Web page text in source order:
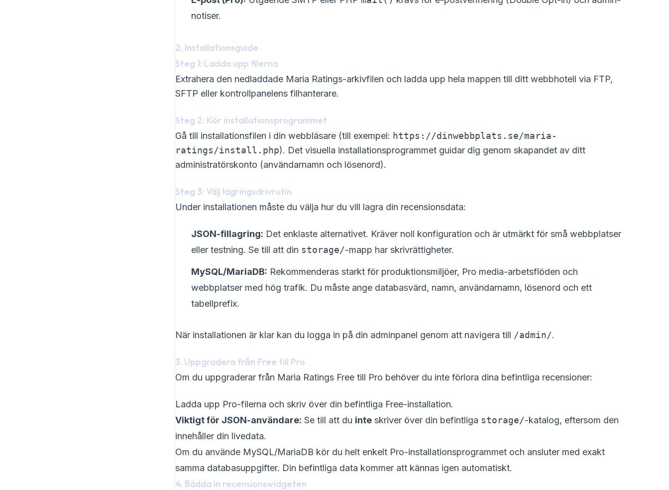
notiser.
2. Installationsguide
Steg 1: Ladda upp filerna
Extrahera den nedladdade Maria Ratings-arkivfilen och ladda upp hela mappen till ditt webbhotell via FTP,
SFTP eller kontrollpanelens filhanterare.
Steg 2: Kör installationsprogrammet
Gå till installationsfilen i din webbläsare (till exempel: https://dinwebbplats.se/maria-
ratings/install.php). Det visuella installationsprogrammet guidar dig genom skapandet av ditt
administratörskonto (användarnamn och lösenord).
Steg 3: Välj lagringsdrivrutin
Under installationen måste du välja hur du vill lagra din recensionsdata:
JSON-fillagring: Det enklaste alternativet. Kräver noll konfiguration och är utmärkt för små webbplatser
eller testning. Se till att din storage/-mapp har skrivrättigheter.
MySQL/MariaDB: Rekommenderas starkt för produktionsmiljöer, Pro media-arbetsflöden och
webbplatser med hög trafik. Du måste ange databasvärd, namn, användarnamn, lösenord och ett
tabellprefix.
När installationen är klar kan du logga in på din adminpanel genom att navigera till /admin/.
3. Uppgradera från Free till Pro
Om du uppgraderar från Maria Ratings Free till Pro behöver du inte förlora dina befintliga recensioner:
Ladda upp Pro-filerna och skriv över din befintliga Free-installation.
Viktigt för JSON-användare: Se till att du inte skriver över din befintliga storage/-katalog, eftersom den
innehåller din livedata.
Om du använde MySQL/MariaDB kör du helt enkelt Pro-installationsprogrammet och ansluter med exakt
samma databasuppgifter. Din befintliga data kommer att kännas igen automatiskt.
4. Bädda in recensionswidgeten